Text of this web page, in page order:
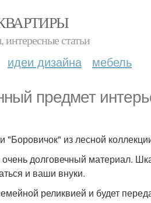
статьи
идеи дизайна мебель
предмет
из лесной
долговечный материал.
и ваши внуки.
реликвией и будет